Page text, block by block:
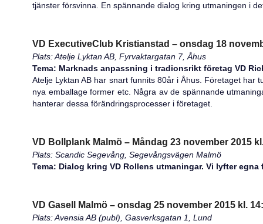
tjänster försvinna. En spännande dialog kring utmaningen i
VD ExecutiveClub Kristianstad – onsdag 18
Plats: Atelje Lyktan AB, Fyrvaktargatan 7, Åhus
Tema: Marknads anpassning i tradionsrikt företag VD
Atelje Lyktan AB har snart funnits 80år i Åhus. Företaget
nya emballage former etc. Några av de spännande
hanterar dessa förändringsprocesser i företaget.
VD Bollplank Malmö – Måndag 23 november 2015
Plats: Scandic Segevång, Segevångsvägen Malmö
Tema: Dialog kring VD Rollens utmaningar. Vi lyfter
VD Gasell Malmö – onsdag 25 november 2015 kl.
Plats: Avensia AB (publ), Gasverksgatan 1, Lund